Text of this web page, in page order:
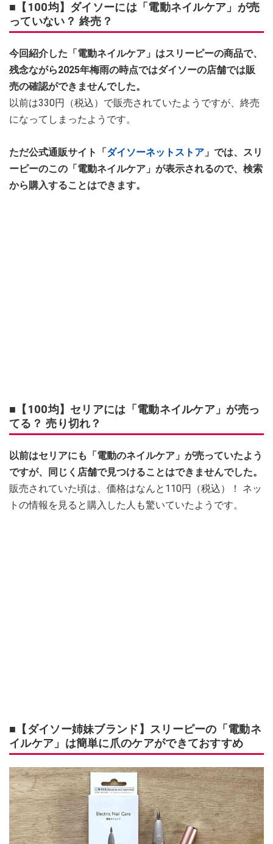
■【100均】ダイソーには「電動ネイルケア」が売
っていない？ 終売？
今回紹介した「電動ネイルケア」はスリーピーの商品で、
残念ながら2025年梅雨の時点ではダイソーの店舗では販
売の確認ができませんでした。
以前は330円（税込）で販売されていたようですが、終売
になってしまったようです。
ただ公式通販サイト「ダイソーネットストア 」では、スリ
ーピーのこの「電動ネイルケア」が表示されるので、検索
から購入することはできます。
■【100均】セリアには「電動ネイルケア」が売っ
てる？ 売り切れ？
以前はセリアにも「電動のネイルケア」が売っていたよう
ですが、同じく店舗で見つけることはできませんでした。
販売されていた頃は、価格はなんと110円（税込）！ ネッ
トの情報を見ると購入した人も驚いていたようです。
■【ダイソー姉妹ブランド】スリーピーの「電動ネ
イルケア」は簡単に爪のケアができておすすめ